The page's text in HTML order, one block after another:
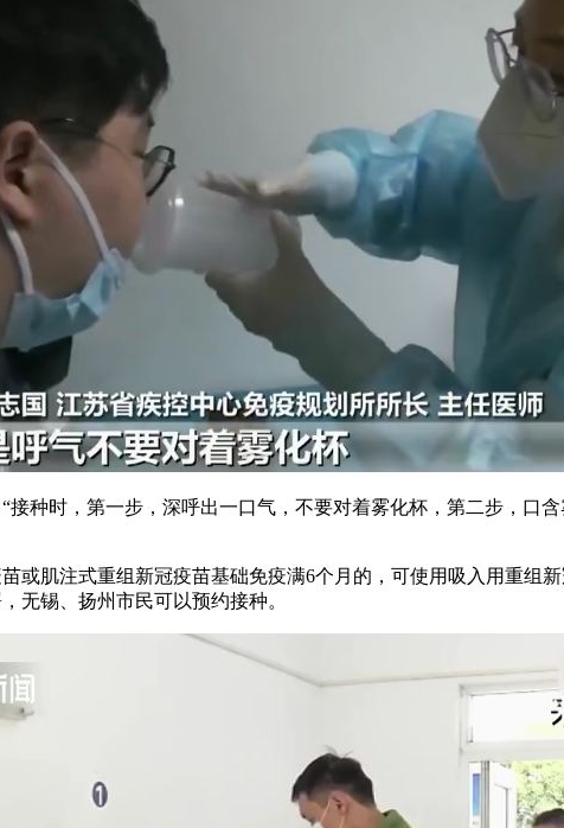
时，第一步，深呼出一口气，不要对着雾化杯，第二步，口
肌注式重组新冠疫苗基础免疫满6个月的，可使用吸入用重组
无锡、扬州市民可以预约接种。